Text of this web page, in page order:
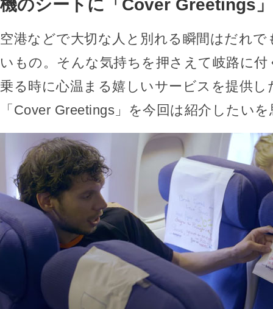
機のシートに「Cover Greetings」
空港などで大切な人と別れる瞬間はだれで
いもの。そんな気持ちを押さえて岐路に
乗る時に心温まる嬉しいサービスを提供
「Cover Greetings」を今回は紹介したい